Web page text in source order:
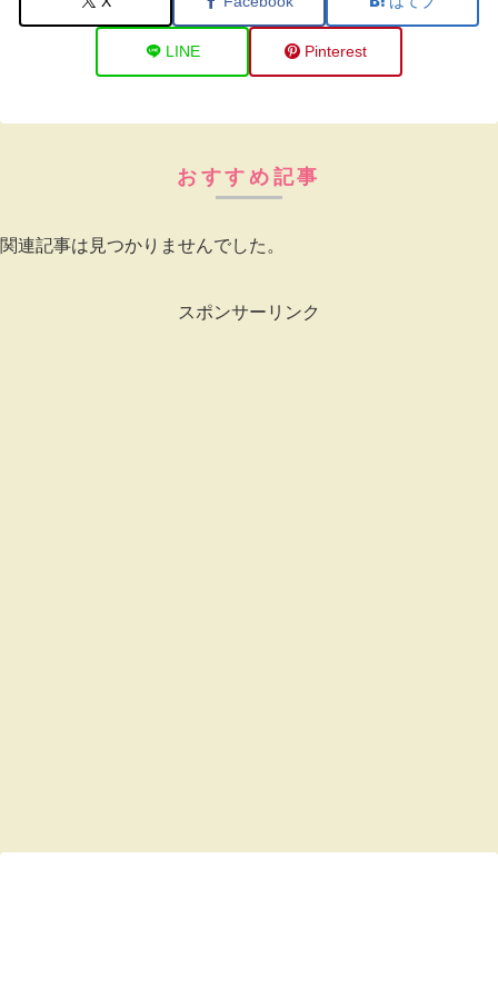
LINE Pinterest
おすすめ記事
関連記事は見つかりませんでした。
スポンサーリンク